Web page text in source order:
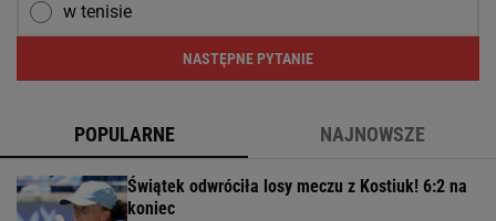
w tenisie
NASTĘPNE PYTANIE
POPULARNE NAJNOWSZE
Świątek odwróciła losy meczu z Kostiuk! 6:2 na
koniec